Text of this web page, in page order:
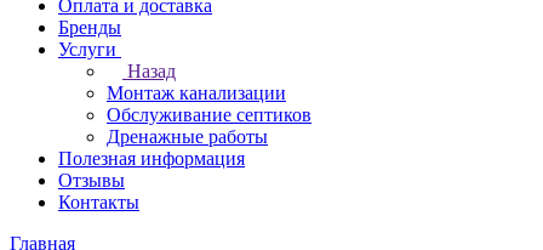
Оплата и доставка
Бренды
Услуги
Назад
Монтаж канализации
Обслуживание септиков
Дренажные работы
Полезная информация
Отзывы
Контакты
Главная